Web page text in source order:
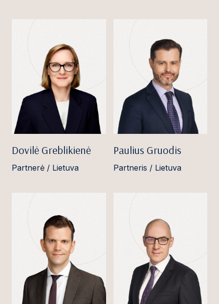
Dovilė Greblikienė
Partnerė / Lietuva
Paulius Gruodis
Partneris / Lietuva